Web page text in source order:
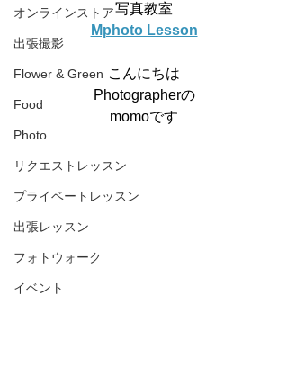
オンラインストア
出張撮影
Flower & Green
Food
Photo
リクエストレッスン
プライベートレッスン
出張レッスン
フォトウォーク
イベント
写真教室
Mphoto Lesson
こんにちは
Photographerの
momoです